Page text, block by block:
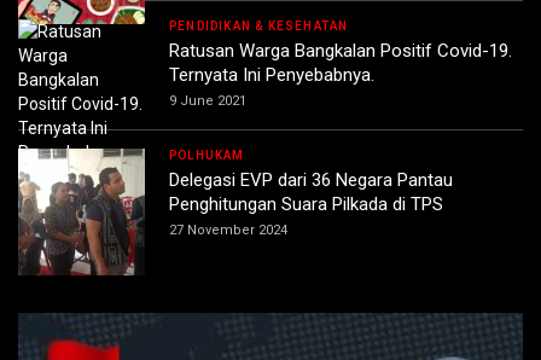
PENDIDIKAN & KESEHATAN
Ratusan Warga Bangkalan Positif Covid-19.
Ternyata Ini Penyebabnya.
9 June 2021
POLHUKAM
Delegasi EVP dari 36 Negara Pantau
Penghitungan Suara Pilkada di TPS
27 November 2024